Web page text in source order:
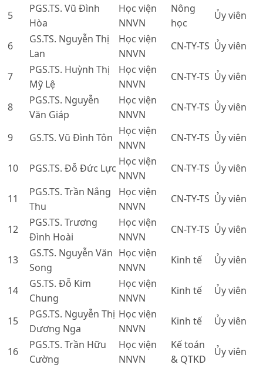
5
PGS.TS. Vũ Đình
Hòa
Học viện
NNVN
Nông
học
Ủy viên
6
GS.TS. Nguyễn Thị
Lan
Học viện
NNVN
CN-TY-TS Ủy viên
7
PGS.TS. Huỳnh Thị
Mỹ Lệ
Học viện
NNVN
CN-TY-TS Ủy viên
8
PGS.TS. Nguyễn
Văn Giáp
Học viện
NNVN
CN-TY-TS Ủy viên
9 GS.TS. Vũ Đình Tôn
Học viện
NNVN
CN-TY-TS Ủy viên
10 PGS.TS. Đỗ Đức Lực
Học viện
NNVN
CN-TY-TS Ủy viên
11
PGS.TS. Trần Nắng
Thu
Học viện
NNVN
CN-TY-TS Ủy viên
12
PGS.TS. Trương
Đình Hoài
Học viện
NNVN
CN-TY-TS Ủy viên
13
GS.TS. Nguyễn Văn
Song
Học viện
NNVN
Kinh tế Ủy viên
14
GS.TS. Đỗ Kim
Chung
Học viện
NNVN
Kinh tế Ủy viên
15
PGS.TS. Nguyễn Thị
Dương Nga
Học viện
NNVN
Kinh tế Ủy viên
16
PGS.TS. Trần Hữu
Cường
Học viện
NNVN
Kế toán
& QTKD
Ủy viên